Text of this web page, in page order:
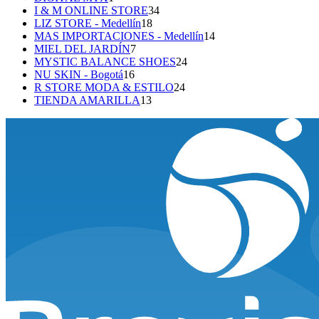
producto
I & M ONLINE STORE3434
LIZ STORE - Medellín1818
productos
MAS IMPORTACIONES - Medellín1414
MIEL DEL JARDÍN77
productos
MYSTIC BALANCE SHOES2424
NU SKIN - Bogotá1616
productos
R STORE MODA & ESTILO2424
TIENDA AMARILLA1313